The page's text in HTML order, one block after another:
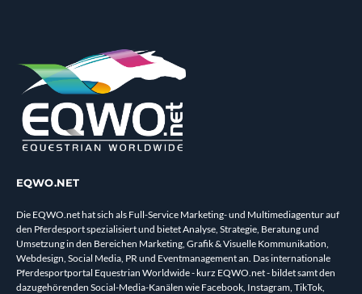
EQWO.NET
Die EQWO.net hat sich als Full-Service Marketing- und Multimediagentur auf
den Pferdesport spezialisiert und bietet Analyse, Strategie, Beratung und
Umsetzung in den Bereichen Marketing, Grafik & Visuelle Kommunikation,
Webdesign, Social Media, PR und Eventmanagement an. Das internationale
Pferdesportportal Equestrian Worldwide - kurz EQWO.net - bildet samt den
dazugehörenden Social-Media-Kanälen wie Facebook, Instagram, TikTok,